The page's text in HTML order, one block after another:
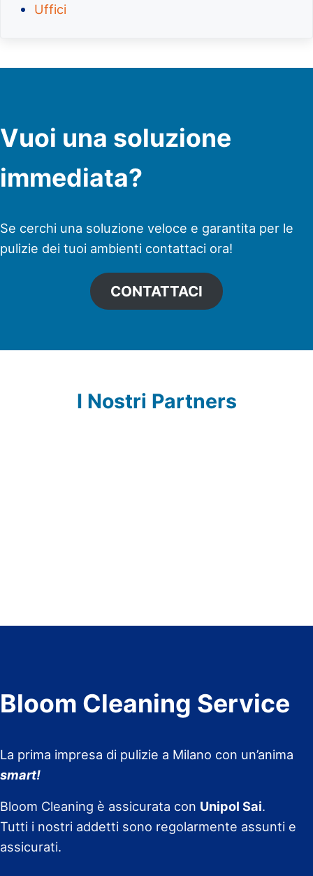
Uffici
Vuoi una soluzione
immediata?
Se cerchi una soluzione veloce e garantita per le
pulizie dei tuoi ambienti contattaci ora!
CONTATTACI
I Nostri Partners
Bloom Cleaning Service
La prima impresa di pulizie a Milano con un’anima
smart!
Bloom Cleaning è assicurata con Unipol Sai.
Tutti i nostri addetti sono regolarmente assunti e
assicurati.